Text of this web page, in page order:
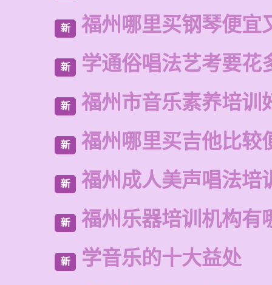
新 福州哪里买钢琴便宜
新 学通俗唱法艺考要花
新 福州市音乐素养培训
新 福州哪里买吉他比较
新 福州成人美声唱法培
新 福州乐器培训机构有
新 学音乐的十大益处